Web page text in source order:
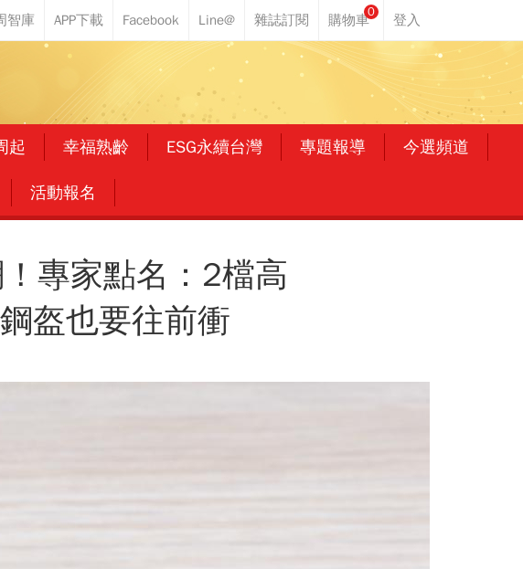
0
起 幸福熟齡 ESG永續台灣 專題報導 今選頻道
活動報名
專家點名：2檔高
盔也要往前衝